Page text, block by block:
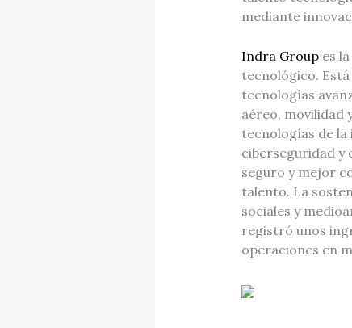
mediante
Indra Groupes la
tecnológico.
tecnologías
aéreo, movilidad
tecnologías de la
ciberseguridad y
seguro y mejor
talento. La
sociales y
registró unos
operaciones en